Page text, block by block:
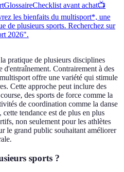
GlossaireChecklist avant achat📺
les bienfaits du multisport*, une
de plusieurs sports. Recherchez sur
2026".
pratique de plusieurs disciplines
d'entraînement. Contrairement à des
offre une variété qui stimule
Cette approche peut inclure des
des sports de force comme la
de coordination comme la danse
tendance est de plus en plus
non seulement pour les athlètes
le grand public souhaitant améliorer
sports ?